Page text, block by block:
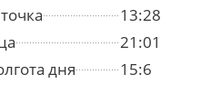
13:28
21:01
дня
15:6